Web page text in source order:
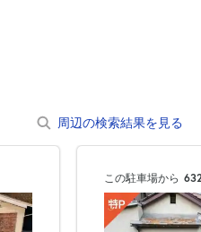
周辺の検索結果を見る
この駐車場から